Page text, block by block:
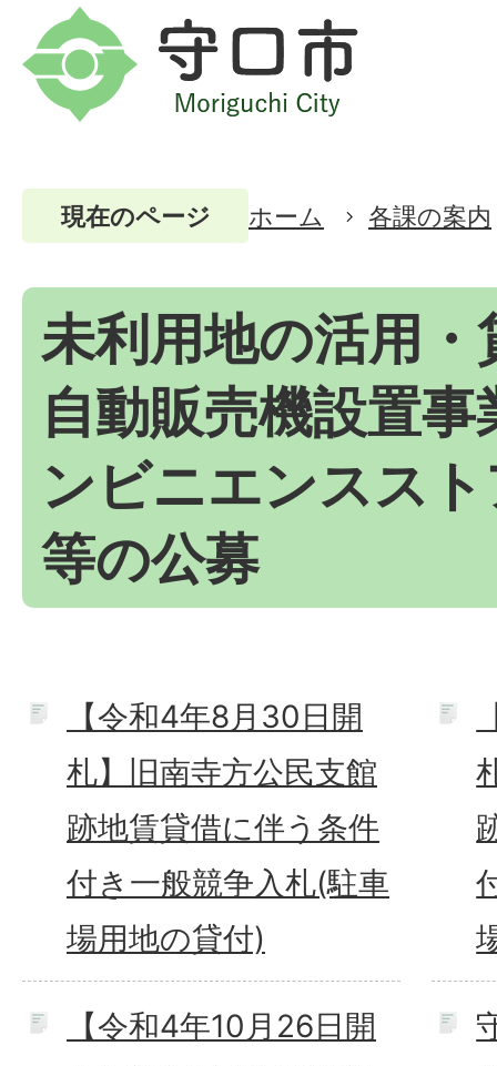
現在のページ ホーム 各課の案内
未利用地の活用・
自動販売機設置事
ンビニエンスス
等の公募
【令和4年8月30日開
札】旧南寺方公民支館
跡地賃貸借に伴う条件
付き一般競争入札(駐車
場用地の貸付)
【令和4年10月26日開